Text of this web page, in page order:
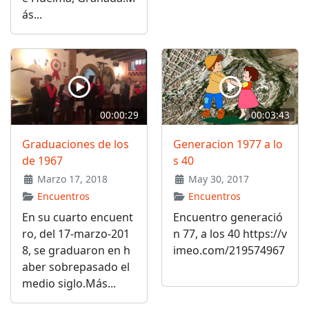
ás...
00:00:29
Graduaciones de los
de 1967
Marzo 17, 2018
Encuentros
En su cuarto encuent
ro, del 17-marzo-201
8, se graduaron en h
aber sobrepasado el
medio siglo.Más...
00:03:43
Generacion 1977 a lo
s 40
May 30, 2017
Encuentros
Encuentro generació
n 77, a los 40 https://v
imeo.com/219574967